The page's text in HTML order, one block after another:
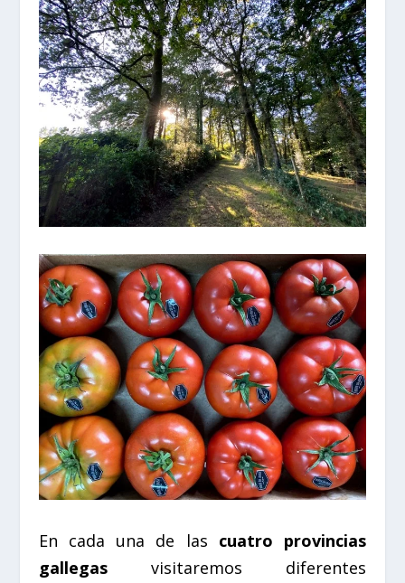
En cada una de las cuatro provincias
gallegasvisitaremos diferentes